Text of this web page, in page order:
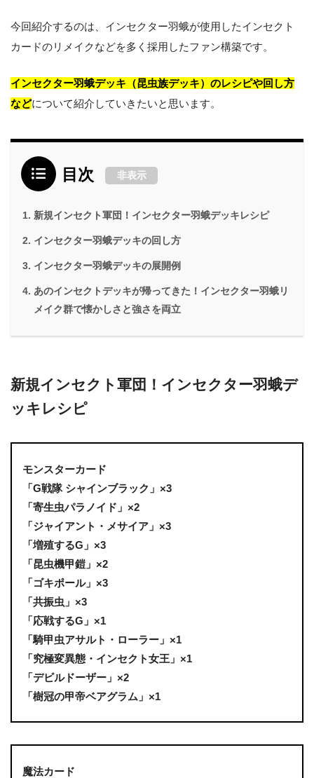
今回紹介するのは、インセクター羽蛾が使用したインセクト
カードのリメイクなどを多く採用したファン構築です。
インセクター羽蛾デッキ（昆虫族デッキ）のレシピや回し方
などについて紹介していきたいと思います。
目次 非表示
新規インセクト軍団！インセクター羽蛾デッキレシピ
インセクター羽蛾デッキの回し方
インセクター羽蛾デッキの展開例
あのインセクトデッキが帰ってきた！インセクター羽蛾リ
メイク群で懐かしさと強さを両立
新規インセクト軍団！インセクター羽蛾デ
ッキレシピ
モンスターカード
「G戦隊 シャインブラック」×3
「寄生虫パラノイド」×2
「ジャイアント・メサイア」×3
「増殖するG」×3
「昆虫機甲鎧」×2
「ゴキポール」×3
「共振虫」×3
「応戦するG」×1
「騎甲虫アサルト・ローラー」×1
「究極変異態・インセクト女王」×1
「デビルドーザー」×2
「樹冠の甲帝ベアグラム」×1
魔法カード